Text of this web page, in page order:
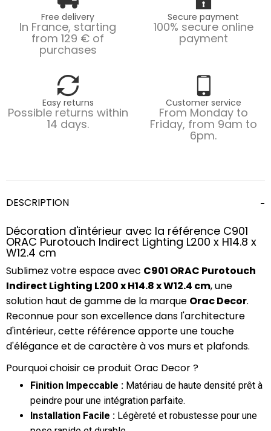
Free delivery
In France, starting
from 129 € of
purchases
Secure payment
100% secure online
payment
Easy returns
Possible returns within
14 days.
Customer service
From Monday to
Friday, from 9am to
6pm.
DESCRIPTION
Décoration d'intérieur avec la référence C901
ORAC Purotouch Indirect Lighting L200 x H14.8 x
W12.4 cm
Sublimez votre espace avec C901 ORAC Purotouch
Indirect Lighting L200 x H14.8 x W12.4 cm, une
solution haut de gamme de la marque Orac Decor.
Reconnue pour son excellence dans l'architecture
d'intérieur, cette référence apporte une touche
d'élégance et de caractère à vos murs et plafonds.
Pourquoi choisir ce produit Orac Decor ?
Finition Impeccable : Matériau de haute densité prêt à
peindre pour une intégration parfaite.
Installation Facile : Légèreté et robustesse pour une